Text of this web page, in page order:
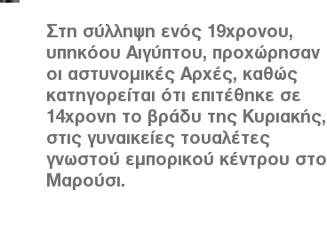
Στη σύλληψη ενός 19χρονου,
υπηκόου Αιγύπτου, προχώρησαν
οι αστυνομικές Αρχές, καθώς
κατηγορείται ότι επιτέθηκε σε
14χρονη το βράδυ της Κυριακής,
στις γυναικείες τουαλέτες
γνωστού εμπορικού κέντρου στο
Μαρούσι.